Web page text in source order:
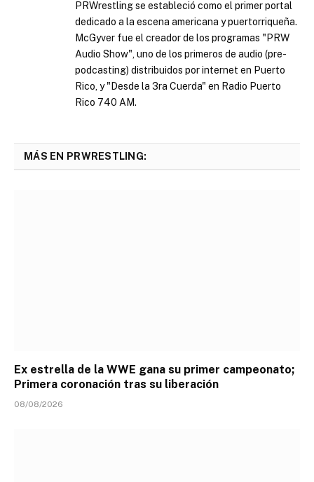
PRWrestling se estableció como el primer portal
dedicado a la escena americana y puertorriqueña.
McGyver fue el creador de los programas "PRW
Audio Show", uno de los primeros de audio (pre-
podcasting) distribuidos por internet en Puerto
Rico, y "Desde la 3ra Cuerda" en Radio Puerto
Rico 740 AM.
MÁS EN PRWRESTLING:
Ex estrella de la WWE gana su primer campeonato;
Primera coronación tras su liberación
08/08/2026